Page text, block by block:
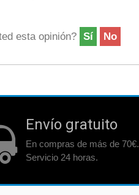
esta opinión? Sí No
Envío gratuito
En compras de más de 70€.
Servicio 24 horas.